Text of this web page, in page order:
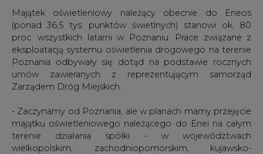
Majątek oświetleniowy należący obecnie do Eneos
(ponad 36,5 tys. punktów świetlnych) stanowi ok. 80
proc. wszystkich latarni w Poznaniu. Prace związane z
eksploatacją systemu oświetlenia drogowego na terenie
Poznania odbywały się dotąd na podstawie rocznych
umów zawieranych z reprezentującym samorząd
Zarządem Dróg Miejskich.
- Zaczynamy od Poznania, ale w planach mamy przejęcie
majątku oświetleniowego należącego do Enei na całym
terenie działania spółki - w województwach
wielkopolskim, zachodniopomorskim, kujawsko-